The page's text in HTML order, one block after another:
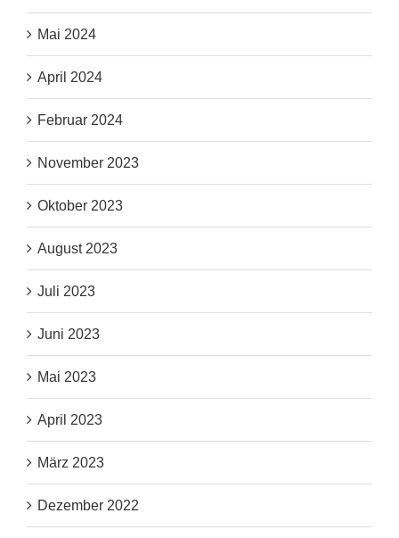
Mai 2024
April 2024
Februar 2024
November 2023
Oktober 2023
August 2023
Juli 2023
Juni 2023
Mai 2023
April 2023
März 2023
Dezember 2022